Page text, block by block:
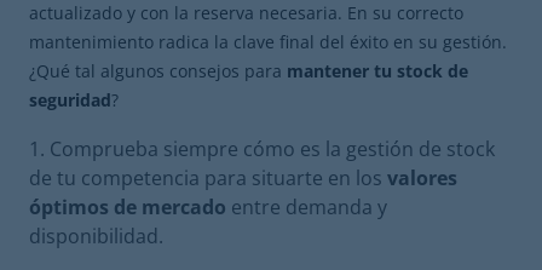
actualizado y con la reserva necesaria. En su correcto
mantenimiento radica la clave final del éxito en su gestión.
¿Qué tal algunos consejos para mantener tu stock de
seguridad?
Comprueba siempre cómo es la gestión de stock
de tu competencia para situarte en los valores
óptimos de mercado entre demanda y
disponibilidad.